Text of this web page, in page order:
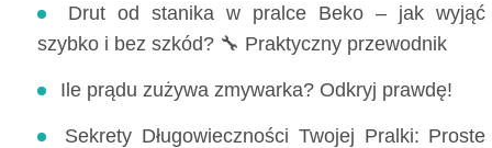
Drut od stanika w pralce Beko – jak wyjąć
szybko i bez szkód? 🔧 Praktyczny przewodnik
Ile prądu zużywa zmywarka? Odkryj prawdę!
Sekrety Długowieczności Twojej Pralki: Proste